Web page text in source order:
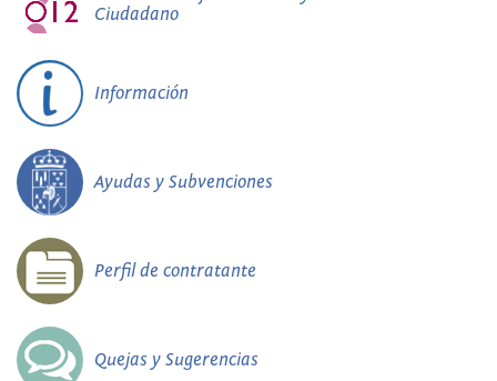
Ciudadano
Información
Ayudas y Subvenciones
Perfil de contratante
Quejas y Sugerencias